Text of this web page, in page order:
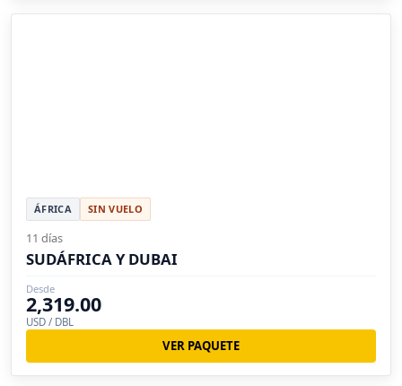
ÁFRICA SIN VUELO
11 días
SUDÁFRICA Y DUBAI
Desde
2,319.00
USD / DBL
VER PAQUETE